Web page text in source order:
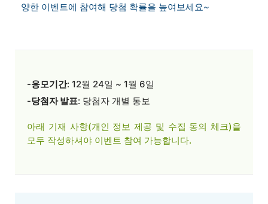
양한 이벤트에 참여해 당첨 확률을 높여보세요~
-응모기간: 12월 24일 ~ 1월 6일
-당첨자 발표: 당첨자 개별 통보
아래 기재 사항(개인 정보 제공 및 수집 동의 체크)을
모두 작성하셔야 이벤트 참여 가능합니다.